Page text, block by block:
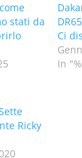
stati da
Ci
In
Ricky